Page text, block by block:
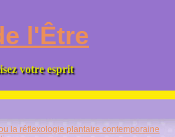
l'Être
votre esprit
la réflexologie plantaire contemporaine